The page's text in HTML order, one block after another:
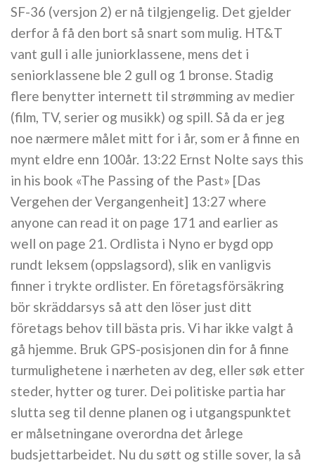
SF-36 (versjon 2) er nå tilgjengelig. Det gjelder
derfor å få den bort så snart som mulig. HT&T
vant gull i alle juniorklassene, mens det i
seniorklassene ble 2 gull og 1 bronse. Stadig
flere benytter internett til strømming av medier
(film, TV, serier og musikk) og spill. Så da er jeg
noe nærmere målet mitt for i år, som er å finne en
mynt eldre enn 100år. 13:22 Ernst Nolte says this
in his book «The Passing of the Past» [Das
Vergehen der Vergangenheit] 13:27 where
anyone can read it on page 171 and earlier as
well on page 21. Ordlista i Nyno er bygd opp
rundt leksem (oppslagsord), slik en vanligvis
finner i trykte ordlister. En företagsförsäkring
bör skräddarsys så att den löser just ditt
företags behov till bästa pris. Vi har ikke valgt å
gå hjemme. Bruk GPS-posisjonen din for å finne
turmulighetene i nærheten av deg, eller søk etter
steder, hytter og turer. Dei politiske partia har
slutta seg til denne planen og i utgangspunktet
er målsetningane overordna det årlege
budsjettarbeidet. Nu du søtt og stille sover, la så